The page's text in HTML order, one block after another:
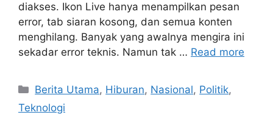
diakses. Ikon Live hanya menampilkan pesan
error, tab siaran kosong, dan semua konten
menghilang. Banyak yang awalnya mengira ini
sekadar error teknis. Namun tak … Read more
C
a
Berita Utama, Hiburan, Nasional, Politik,
Teknologi